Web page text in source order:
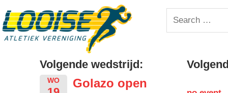
to
content
Looise
Search
for:
Volgende wedstrijd:
WO
Golazo open